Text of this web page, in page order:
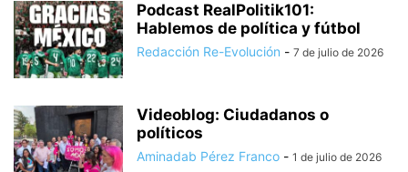
Podcast RealPolitik101:
Hablemos de política y fútbol
Redacción Re-Evolución - 7 de julio de 2026
Videoblog: Ciudadanos o
políticos
Aminadab Pérez Franco - 1 de julio de 2026